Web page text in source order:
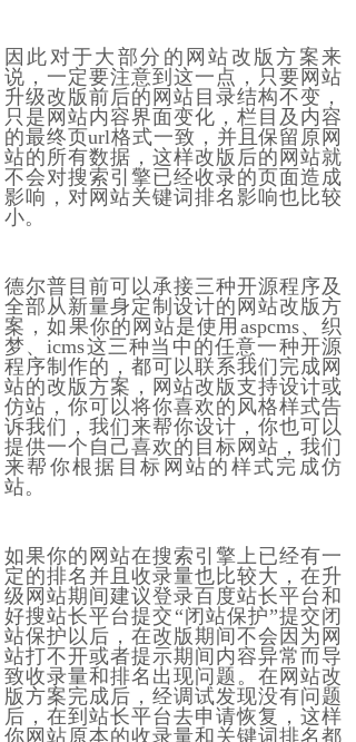
因此对于大部分的网站改版方案来
说，一定要注意到这一点，只要网站
升级改版前后的网站目录结构不变，
只是网站内容界面变化，栏目及内容
的最终页url格式一致，并且保留原网
站的所有数据，这样改版后的网站就
不会对搜索引擎已经收录的页面造成
影响，对网站关键词排名影响也比较
小。
德尔普目前可以承接三种开源程序及
全部从新量身定制设计的网站改版方
案，如果你的网站是使用aspcms、织
梦、icms这三种当中的任意一种开源
程序制作的，都可以联系我们完成网
站的改版方案，网站改版支持设计或
仿站，你可以将你喜欢的风格样式告
诉我们，我们来帮你设计，你也可以
提供一个自己喜欢的目标网站，我们
来帮你根据目标网站的样式完成仿
站。
如果你的网站在搜索引擎上已经有一
定的排名并且收录量也比较大，在升
级网站期间建议登录百度站长平台和
好搜站长平台提交“闭站保护”提交闭
站保护以后，在改版期间不会因为网
站打不开或者提示期间内容异常而导
致收录量和排名出现问题。在网站改
版方案完成后，经调试发现没有问题
后，在到站长平台去申请恢复，这样
你网站原本的收录量和关键词排名都